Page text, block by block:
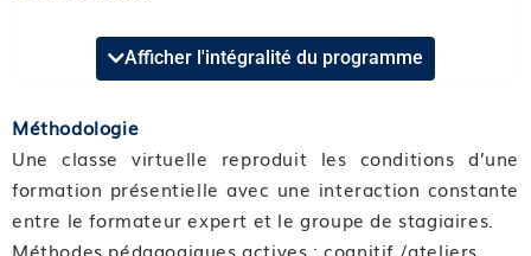
Format et durée : Classe virtuelle de 3,5 heures
Compétence 01 : S’imprégner du contexte
Module 02 : Connaitre le contexte
Compétence 02 : Suivre les recommandations
Module 03 : Connaitre les recommandations
Afficher l'intégralité du programme
Méthodologie
Une classe virtuelle reproduit les conditions d’une
formation présentielle avec une interaction constante
entre le formateur expert et le groupe de stagiaires.
Méthodes pédagogiques actives : cognitif /ateliers.